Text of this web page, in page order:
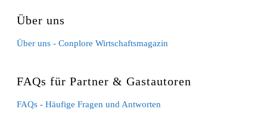
Über uns
Über uns - Conplore Wirtschaftsmagazin
FAQs für Partner & Gastautoren
FAQs - Häufige Fragen und Antworten